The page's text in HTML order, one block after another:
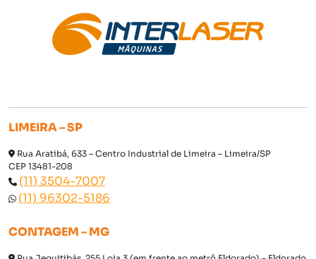
LIMEIRA – SP
Rua Aratibá, 633 – Centro Industrial de Limeira – Limeira/SP
CEP 13481-208
(11) 3504-7007
(11) 96302-5186
CONTAGEM – MG